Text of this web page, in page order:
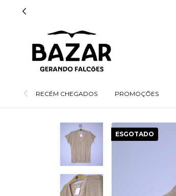
RECÉM CHEGADOS PROMOÇÕES
ESGOTADO